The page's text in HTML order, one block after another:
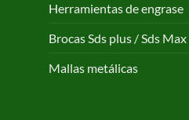
Herramientas de engrase
Brocas Sds plus / Sds Max
Mallas metálicas